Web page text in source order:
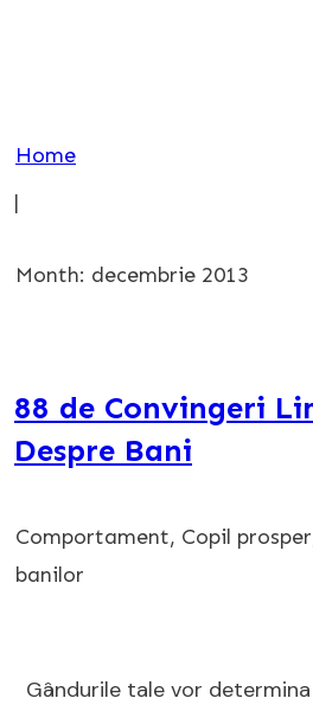
Home
|
Month: decembrie 2013
88 de Convingeri
Despre Bani
Comportament, Copil prosper
banilor
Gândurile tale vor